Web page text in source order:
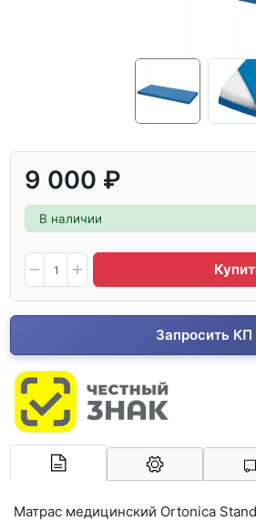
9 000 ₽
В наличии
Запросить КП
Арконт-Мед
Матрас медицинский Ortonica